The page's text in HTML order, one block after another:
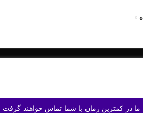
ما در کمترین زمان با شما تماس خواهند